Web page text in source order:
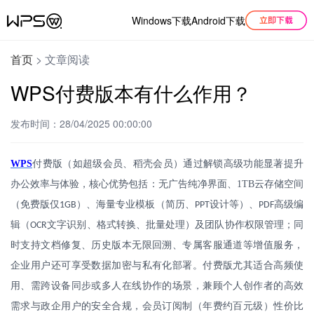
Windows下载Android下载
首页 > 文章阅读
WPS付费版本有什么作用？
发布时间：28/04/2025 00:00:00
WPS付费版（如超级会员、稻壳会员）通过解锁高级功能显著提升
办公效率与体验，核心优势包括：无广告纯净界面、 1TB云存储空间
（免费版仅 1GB ）、海量专业模板（简历、 PPT设计等）、 PDF高级编
辑（OCR文字识别、格式转换、批量处理）及团队协作权限管理；同
时支持文档修复、历史版本无限回溯、专属客服通道等增值服务，
企业用户还可享受数据加密与私有化部署。付费版尤其适合高频使
用、需跨设备同步或多人在线协作的场景，兼顾个人创作者的高效
需求与政企用户的安全合规，会员订阅制（年费约百元级）性价比